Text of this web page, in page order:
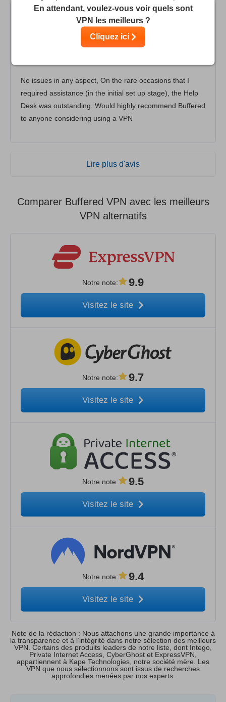
Don Bartlem
I considered a number of VPN's before going with
No issues in any aspect, On the rare occasions that I
required assistance (in the initial set up stage), the Help
Desk was outstanding. Would highly recommend Buffered
to anyone considering using a VPN
Lire plus d'avis
Comparer Buffered VPN avec les meilleurs
VPN alternatifs
Notre note: 9.9
Visitez le site
Notre note: 9.7
Visitez le site
Notre note: 9.5
Visitez le site
Notre note: 9.4
Visitez le site
Note de la rédaction : Nous attachons une grande importance à
la transparence et à l’intégrité dans notre sélection des meilleurs
VPN. Certains des produits leaders de notre liste, dont Intego,
Private Internet Access, CyberGhost et ExpressVPN,
appartiennent à Kape Technologies, notre société mère. Les
VPN que nous sélectionnons sont issus de recherches
approfondies menées par nos experts.
En attendant, voulez-vous voir quels sont
VPN les meilleurs ?
Cliquez ici